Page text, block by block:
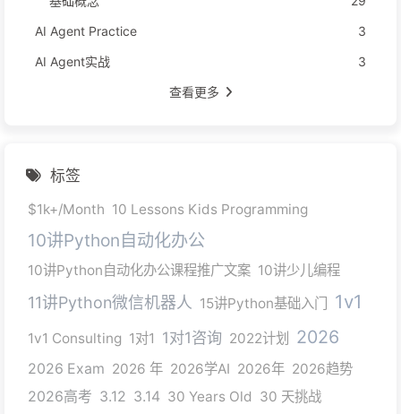
AI Agent Practice
3
AI Agent实战
3
查看更多
标签
$1k+/Month 10 Lessons Kids Programming
10讲Python自动化办公
10讲Python自动化办公课程推广文案 10讲少儿编程
11讲Python微信机器人 15讲Python基础入门 1v1
1v1 Consulting 1对1 1对1咨询 2022计划 2026
2026 Exam 2026 年 2026学AI 2026年 2026趋势
2026高考 3.12 3.14 30 Years Old 30 天挑战